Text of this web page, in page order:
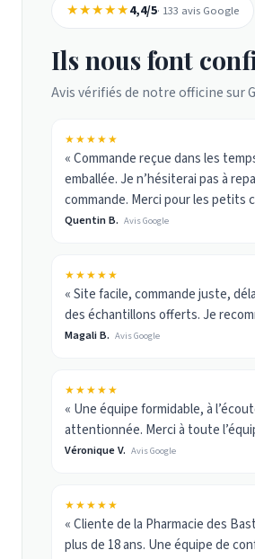
★★★★★4,4/5· 133 avis Google
Ils nous font
Avis vérifiés de notre officine sur
★★★★★
« Commande reçue dans les
emballée. Je n’hésiterai pas à
commande. Merci pour les petits
Quentin B. Avis Google
★★★★★
« Site facile, commande juste,
des échantillons offerts. Je
Magali B. Avis Google
★★★★★
« Une équipe formidable, à
attentionnée. Merci à toute
Véronique V. Avis Google
★★★★★
« Cliente de la Pharmacie des
plus de 18 ans. Une équipe de